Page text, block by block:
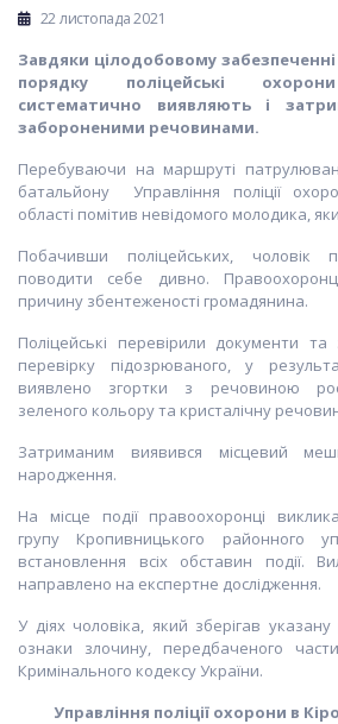
22 листопада 2021
Завдяки цілодобовому забезпеченні
порядку поліцейські
систематично виявляють і
забороненими речовинами.
Перебуваючи на маршруті
батальйону Управління поліції
області помітив невідомого молодика,
Побачивши поліцейських, чоловік
поводити себе дивно.
причину збентеженості громадянина.
Поліцейські перевірили документи та
перевірку підозрюваного, у
виявлено згортки з речовиною
зеленого кольору та кристалічну
Затриманим виявився місцевий
народження.
На місце події правоохоронці
групу Кропивницького районного
встановлення всіх обставин події.
направлено на експертне дослідження.
У діях чоловіка, який зберігав
ознаки злочину, передбаченого
Кримінального кодексу України.
Управління поліції охорони в